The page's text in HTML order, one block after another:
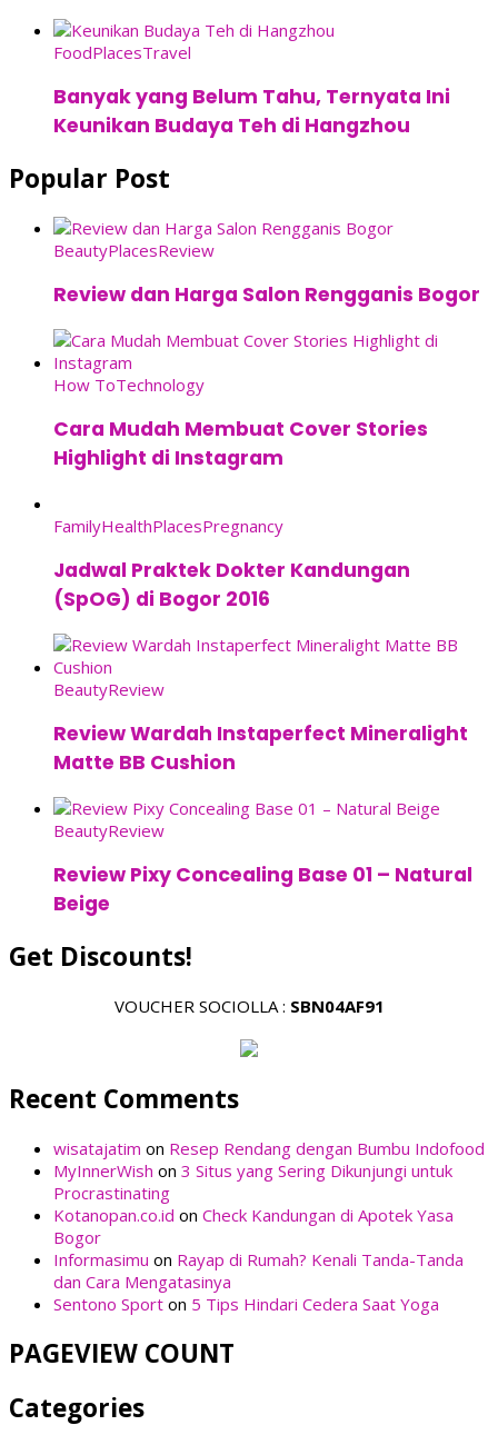
FoodPlacesTravel
Banyak yang Belum Tahu, Ternyata Ini
Keunikan Budaya Teh di Hangzhou
Popular Post
BeautyPlacesReview
Review dan Harga Salon Rengganis Bogor
How ToTechnology
Cara Mudah Membuat Cover Stories
Highlight di Instagram
FamilyHealthPlacesPregnancy
Jadwal Praktek Dokter Kandungan
(SpOG) di Bogor 2016
BeautyReview
Review Wardah Instaperfect Mineralight
Matte BB Cushion
BeautyReview
Review Pixy Concealing Base 01 – Natural
Beige
Get Discounts!
VOUCHER SOCIOLLA : SBN04AF91
Recent Comments
wisatajatim on Resep Rendang dengan Bumbu Indofood
MyInnerWish on 3 Situs yang Sering Dikunjungi untuk
Procrastinating
Kotanopan.co.id on Check Kandungan di Apotek Yasa
Bogor
Informasimu on Rayap di Rumah? Kenali Tanda-Tanda
dan Cara Mengatasinya
Sentono Sport on 5 Tips Hindari Cedera Saat Yoga
PAGEVIEW COUNT
Categories